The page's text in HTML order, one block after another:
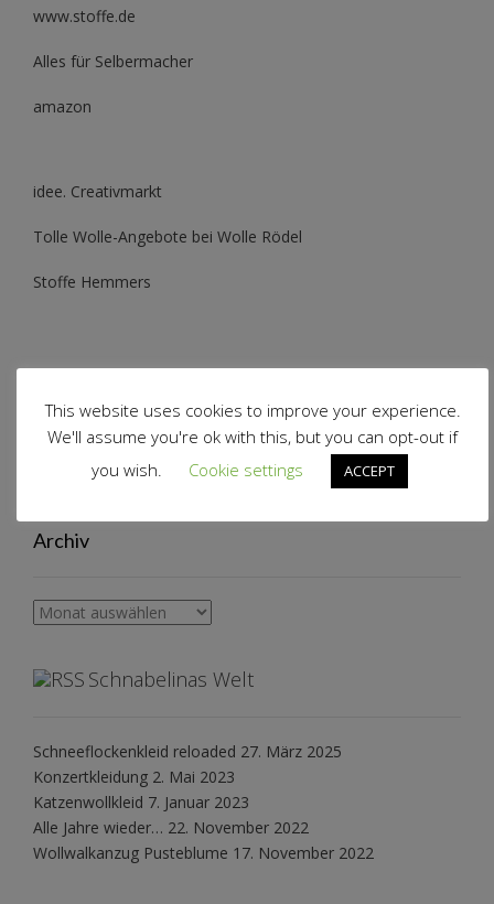
www.stoffe.de
Alles für Selbermacher
amazon
idee. Creativmarkt
Tolle Wolle-Angebote bei Wolle Rödel
Stoffe Hemmers
Archiv
Archiv
Schnabelinas Welt
Schneeflockenkleid reloaded 27. März 2025
Konzertkleidung 2. Mai 2023
Katzenwollkleid 7. Januar 2023
Alle Jahre wieder… 22. November 2022
Wollwalkanzug Pusteblume 17. November 2022
This website uses cookies to improve your experience.
We'll assume you're ok with this, but you can opt-out if
you wish.
Cookie settings ACCEPT